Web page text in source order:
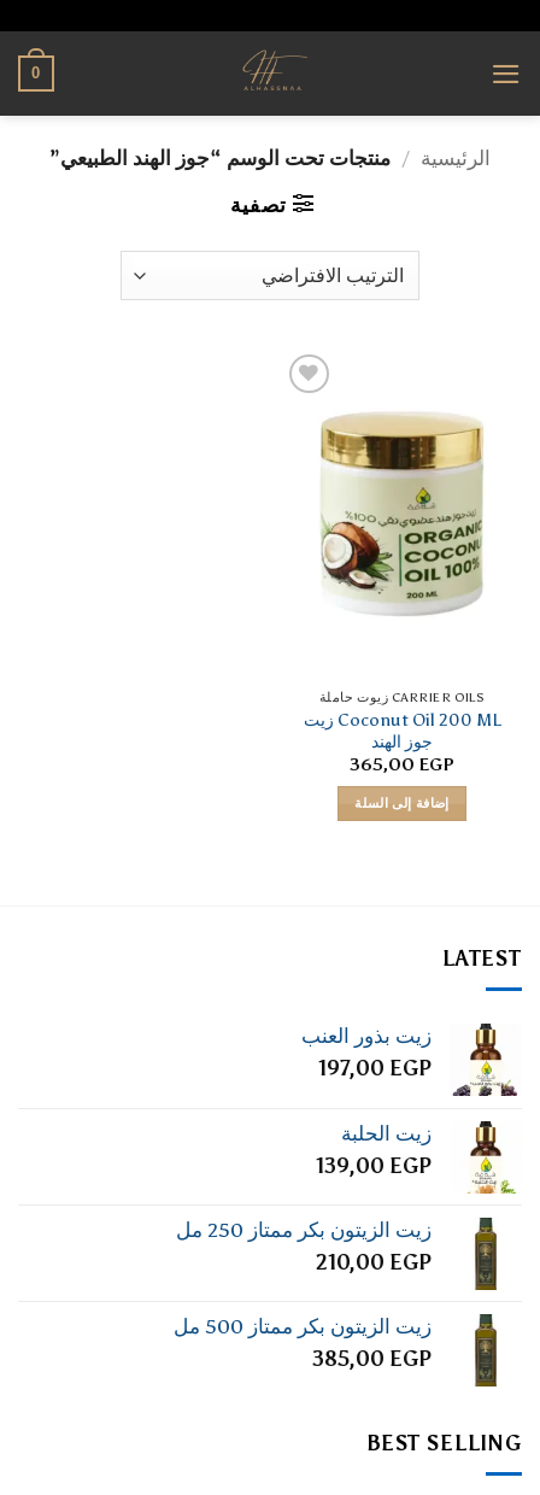
0
الرئيسية / منتجات تحت الوسم “جوز الهند الطبيعي”
تصفية
الرغبات
CARRIER OILS زيوت حاملة
Coconut Oil 200 ML زيت
جوز الهند
365,00 EGP
إضافة إلى السلة
LATEST
زيت بذور العنب
197,00 EGP
زيت الحلبة
139,00 EGP
زيت الزيتون بكر ممتاز 250 مل
210,00 EGP
زيت الزيتون بكر ممتاز 500 مل
385,00 EGP
BEST SELLING